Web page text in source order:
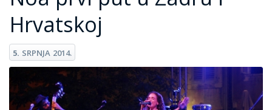
Hrvatskoj
5. SRPNJA 2014.